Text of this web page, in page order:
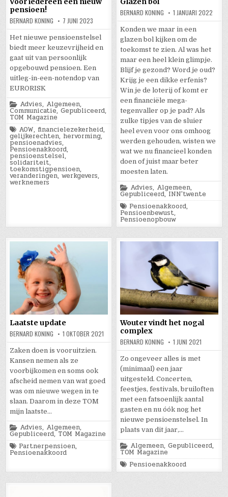
pensioen!
BERNARD KONING 7 JUNI 2023
Het nieuwe pensioenstelsel
biedt meer keuzevrijheid en
gaat uit van persoonlijk
opgebouwd pensioen. Een
uitleg-in-een-notendop van
EURORISK
Posted
in
Advies, Algemeen,
Communicatie,Gepubliceerd,
TOM Magazine
Tagged
AOW,financielezekerheid,
gelijkerechten, hervorming,
pensioenadvies,
Pensioenakkoord,
pensioenstelsel,
solidariteit,
toekomstigpensioen,
veranderingen,werkgevers,
werknemers
BERNARD KONING 1 JANUARI 2022
Konden we maar in een
glazen bol kijken om de
toekomst te zien. Al was het
maar een heel klein glimpje.
Blijf je gezond? Word je oud?
Krijg je een dikke erfenis?
Win je de loterij of komt er
een financiële mega-
tegenvaller op je pad? Als
zulke tipjes van de sluier
heel even voor ons omhoog
werden gehouden, wisten we
wat we nu financieel konden
doen of juist maar beter
moesten laten.
Posted
in
Advies, Algemeen,
Gepubliceerd,INN'twente
Tagged
Pensioenakkoord,
Pensioenbewust,
Pensioenopbouw
Laatste update
BERNARD KONING 1 OKTOBER 2021
Zaken doen is vooruitzien.
Kansen nemen als ze
voorbijkomen en soms ook
afscheid nemen van wat goed
was om nieuwe wegen in te
slaan. Daarom in deze TOM
mijn laatste…
Posted
in
Advies, Algemeen,
Gepubliceerd,TOM Magazine
Tagged
Partnerpensioen,
Pensioenakkoord
Wouter vindt het nogal
complex
BERNARD KONING 1 JUNI 2021
Zo ongeveer alles is met
(minimaal) een jaar
uitgesteld. Concerten,
feestjes, festivals, bruiloften
met een fatsoenlijk aantal
gasten en nu óók nog het
nieuwe pensioenstelsel. In
plaats van dit jaar,…
Posted
in
Algemeen,Gepubliceerd,
TOM Magazine
Tagged
Pensioenakkoord